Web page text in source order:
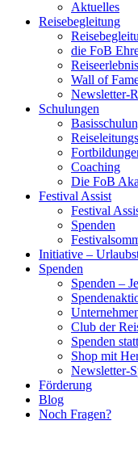
Aktuelles
Reisebegleitung
die FoB
Wall of
Newsletter-
Schulungen
Coaching
Die FoB
Festival Assist
Festival
Spenden
Initiative –
Spenden
Spenden –
Club der
Spenden
Shop mit
Newsletter-
Förderung
Blog
Noch Fragen?